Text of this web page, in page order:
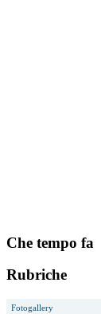
Che tempo fa
Rubriche
Fotogallery